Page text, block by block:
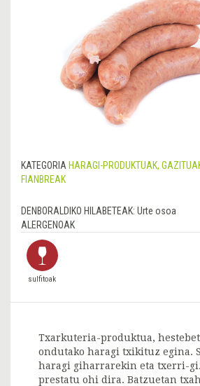
KATEGORIA HARAGI-PRODUKTUAK,
FIANBREAK
DENBORALDIKO HILABETEAK: Urte osoa
ALERGENOAK
sulfitoak
Txarkuteria-produktua,
ondutako haragi txikituz egina.
haragi giharrarekin eta txerri-
prestatu ohi dira. Batzuetan